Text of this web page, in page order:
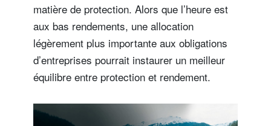
matière de protection. Alors que l’heure est
aux bas rendements, une allocation
légèrement plus importante aux obligations
d’entreprises pourrait instaurer un meilleur
équilibre entre protection et rendement.